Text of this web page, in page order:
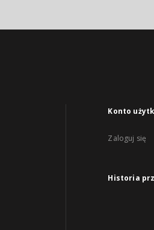
Konto
Zaloguj się
Historia